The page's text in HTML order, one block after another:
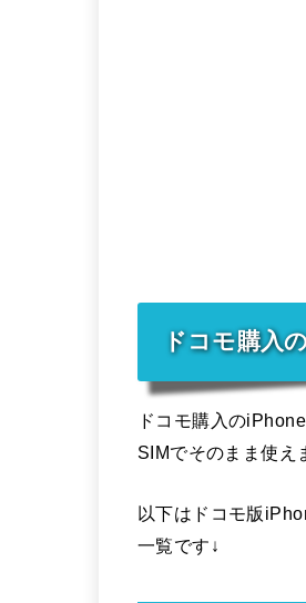
ドコモ購入
ドコモ購入の
SIMでそのまま使え
以下はドコモ版
一覧です↓